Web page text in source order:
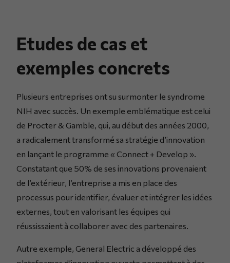
Etudes de cas et
exemples concrets
Plusieurs entreprises ont su surmonter le syndrome
NIH avec succès. Un exemple emblématique est celui
de Procter & Gamble, qui, au début des années 2000,
a radicalement transformé sa stratégie d’innovation
en lançant le programme « Connect + Develop ».
Constatant que 50% de ses innovations provenaient
de l’extérieur, l’entreprise a mis en place des
processus pour identifier, évaluer et intégrer les idées
externes, tout en valorisant les équipes qui
réussissaient à collaborer avec des partenaires.
Autre exemple, General Electric a développé des